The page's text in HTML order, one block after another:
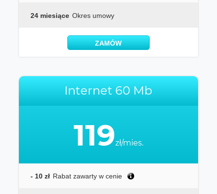
24 miesiące Okres umowy
ZAMÓW
Internet 60 Mb
119zł/mies.
- 10 zł Rabat zawarty w cenie